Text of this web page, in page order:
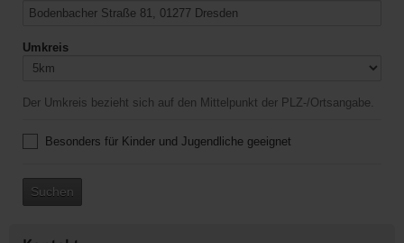
Umkreis
Der Umkreis bezieht sich auf den Mittelpunkt der PLZ-/Ortsangabe.
Besonders für Kinder und Jugendliche geeignet
Suchen